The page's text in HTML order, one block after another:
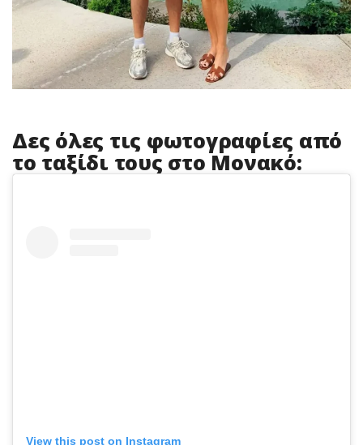
Δες όλες τις φωτογραφίες από
το ταξίδι τους στο Μονακό:
View this post on Instagram